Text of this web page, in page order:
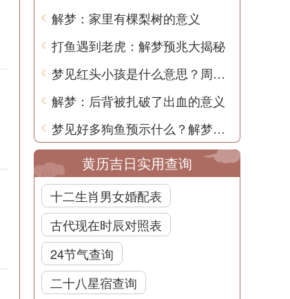
解梦：家里有棵梨树的意义
打鱼遇到老虎：解梦预兆大揭秘
梦见红头小孩是什么意思？周公解梦告诉你
解梦：后背被扎破了出血的意义
梦见好多狗鱼预示什么？解梦用中文为你分析
黄历吉日实用查询
十二生肖男女婚配表
古代现在时辰对照表
24节气查询
二十八星宿查询